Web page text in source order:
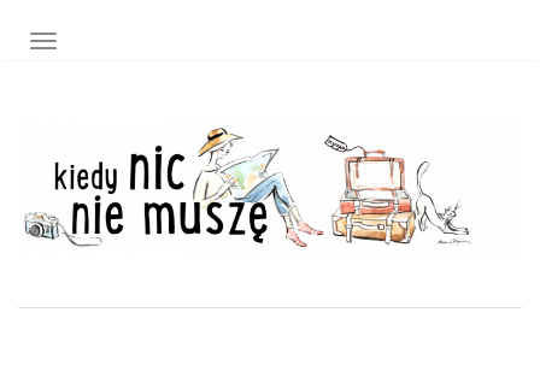
TOGGLE NAVIGATION